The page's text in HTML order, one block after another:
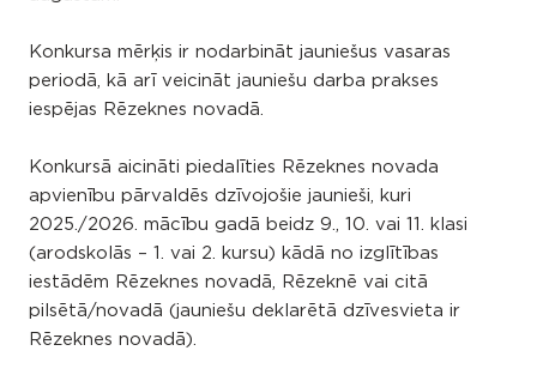
Konkursa mērķis ir nodarbināt jauniešus vasaras
periodā, kā arī veicināt jauniešu darba prakses
iespējas Rēzeknes novadā.
Konkursā aicināti piedalīties Rēzeknes novada
apvienību pārvaldēs dzīvojošie jaunieši, kuri
2025./2026. mācību gadā beidz 9., 10. vai 11. klasi
(arodskolās – 1. vai 2. kursu) kādā no izglītības
iestādēm Rēzeknes novadā, Rēzeknē vai citā
pilsētā/novadā (jauniešu deklarētā dzīvesvieta ir
Rēzeknes novadā).